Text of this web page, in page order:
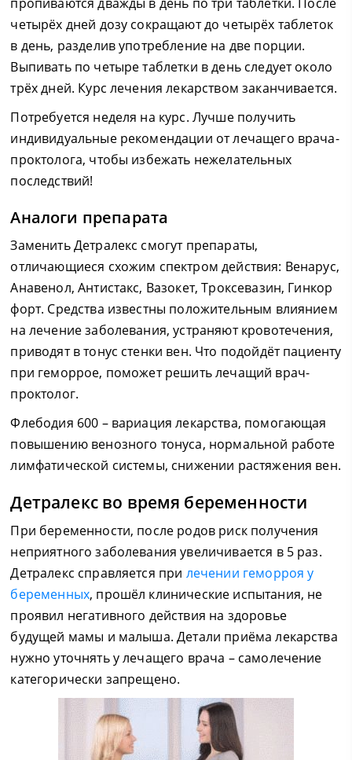
четырёх дней дозу сокращают до четырёх таблеток
в день, разделив употребление на две порции.
Выпивать по четыре таблетки в день следует около
трёх дней. Курс лечения лекарством заканчивается.
Потребуется неделя на курс. Лучше получить
индивидуальные рекомендации от лечащего врача-
проктолога, чтобы избежать нежелательных
последствий!
Аналоги препарата
Заменить Детралекс смогут препараты,
отличающиеся схожим спектром действия: Венарус,
Анавенол, Антистакс, Вазокет, Троксевазин, Гинкор
форт. Средства известны положительным влиянием
на лечение заболевания, устраняют кровотечения,
приводят в тонус стенки вен. Что подойдёт пациенту
при геморрое, поможет решить лечащий врач-
проктолог.
Флебодия 600 – вариация лекарства, помогающая
повышению венозного тонуса, нормальной работе
лимфатической системы, снижении растяжения вен.
Детралекс во время беременности
При беременности, после родов риск получения
неприятного заболевания увеличивается в 5 раз.
Детралекс справляется при лечении геморроя у
беременных, прошёл клинические испытания, не
проявил негативного действия на здоровье
будущей мамы и малыша. Детали приёма лекарства
нужно уточнять у лечащего врача – самолечение
категорически запрещено.